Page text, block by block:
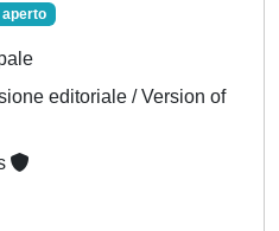
editoriale / Version of